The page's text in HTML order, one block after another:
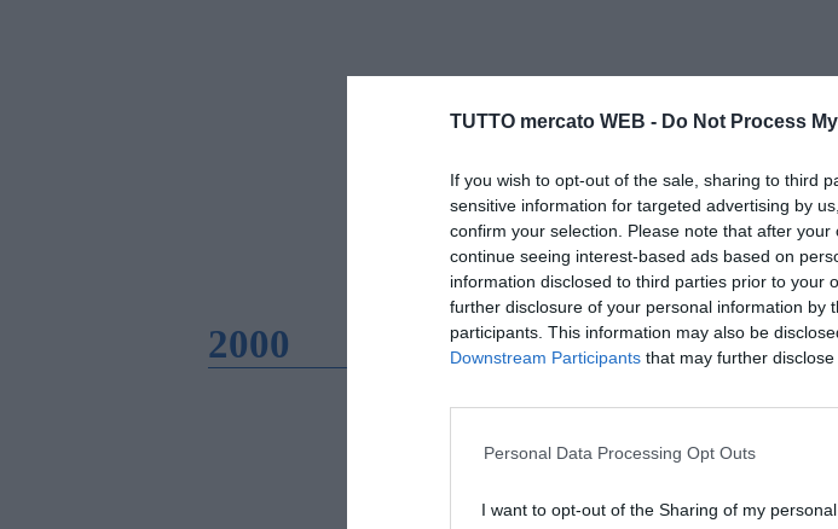
TUTTO mercato WEB - Do Not Process
If you wish to opt-out of the sale, sharing to third
sensitive information for targeted advertising by
confirm your selection. Please note that after
continue seeing interest-based ads based on
information disclosed to third parties prior to your
further disclosure of your personal information by
participants. This information may also be
Downstream Participants that may further
Personal Data Processing Opt Outs
I want to opt-out of the Sharing of my
2000